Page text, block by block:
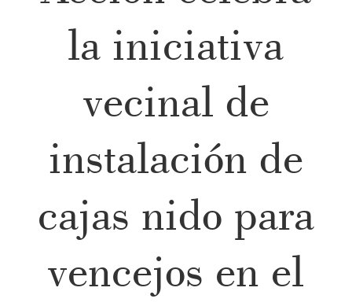
la iniciativa
vecinal de
instalación de
cajas nido para
vencejos en el